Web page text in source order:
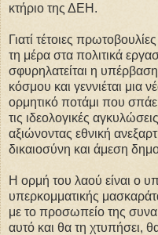
κτήριο της ΔΕΗ.
Γιατί τέτοιες
τη μέρα στα πολιτικά
σφυρηλατείται η
κόσμου και γεννιέται μια
ορμητικό ποτάμι που
τις ιδεολογικές
αξιώνοντας εθνική
δικαιοσύνη και άμεση
Η ορμή του λαού είναι ο
υπερκομματικής
με το προσωπείο της
αυτό και θα τη χτυπήσει,